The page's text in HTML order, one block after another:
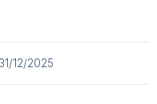
12/2025